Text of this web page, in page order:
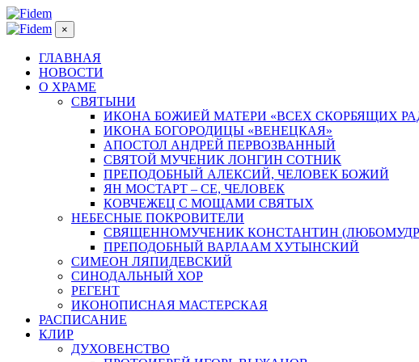
×
ГЛАВНАЯ
НОВОСТИ
О ХРАМЕ
СВЯТЫНИ
ИКОНА БОЖИЕЙ МАТЕРИ «ВСЕХ СКОРБЯЩИХ
ИКОНА БОГОРОДИЦЫ «ВЕНЕЦКАЯ»
АПОСТОЛ АНДРЕЙ ПЕРВОЗВАННЫЙ
СВЯТОЙ МУЧЕНИК ЛОНГИН СОТНИК
ПРЕПОДОБНЫЙ АЛЕКСИЙ, ЧЕЛОВЕК БОЖИЙ
ЯН МОСТАРТ – СЕ, ЧЕЛОВЕК
КОВЧЕЖЕЦ С МОЩАМИ СВЯТЫХ
НЕБЕСНЫЕ ПОКРОВИТЕЛИ
СВЯЩЕННОМУЧЕНИК КОНСТАНТИН
ПРЕПОДОБНЫЙ ВАРЛААМ ХУТЫНСКИЙ
СИМЕОН ЛЯПИДЕВСКИЙ
СИНОДАЛЬНЫЙ ХОР
РЕГЕНТ
ИКОНОПИСНАЯ МАСТЕРСКАЯ
РАСПИСАНИЕ
КЛИР
ДУХОВЕНСТВО